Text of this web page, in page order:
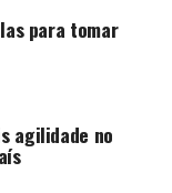
para tomar
agilidade no